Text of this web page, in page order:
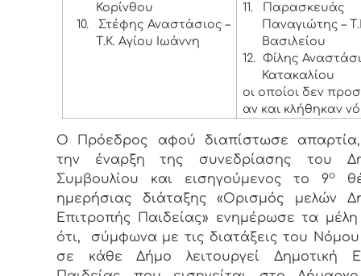
Κορίνθου
10.
Στέφης Αναστάσιος –
Τ.Κ. Αγίου Ιωάννη
11.
Παρασκευάς
Παναγιώτης –
Βασιλείου
12. Φίλης
Κατακαλίου
οι οποίοι δεν
αν και κλήθηκαν
Ο Πρόεδρος αφού διαπίστωσε
την έναρξη της συνεδρίασης του
Συμβουλίου και εισηγούμενος το 9ο
ημερήσιας διάταξης «Ορισμός μελών
Επιτροπής Παιδείας» ενημέρωσε τα
ότι, σύμφωνα με τις διατάξεις του
σε κάθε Δήμο λειτουργεί Δημοτική